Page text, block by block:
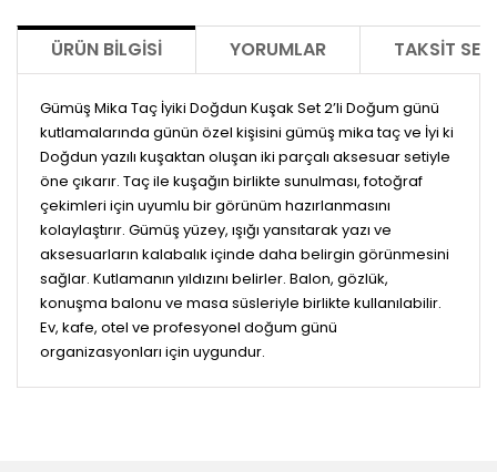
ÜRÜN BILGISI YORUMLAR TAKSIT
Gümüş Mika Taç İyiki Doğdun Kuşak Set 2’li Doğum günü
kutlamalarında günün özel kişisini gümüş mika taç ve İyi ki
Doğdun yazılı kuşaktan oluşan iki parçalı aksesuar setiyle
öne çıkarır. Taç ile kuşağın birlikte sunulması, fotoğraf
çekimleri için uyumlu bir görünüm hazırlanmasını
kolaylaştırır. Gümüş yüzey, ışığı yansıtarak yazı ve
aksesuarların kalabalık içinde daha belirgin görünmesini
sağlar. Kutlamanın yıldızını belirler. Balon, gözlük,
konuşma balonu ve masa süsleriyle birlikte kullanılabilir.
Ev, kafe, otel ve profesyonel doğum günü
organizasyonları için uygundur.